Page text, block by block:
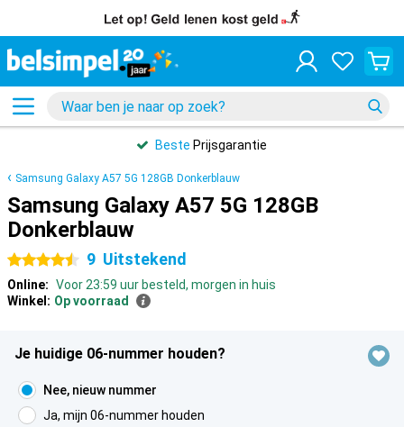
Beste Prijsgarantie
Samsung Galaxy A57 5G 128GB Donkerblauw
Samsung Galaxy A57 5G 128GB
Donkerblauw
4.5 sterren 9 Uitstekend
Online: Voor 23:59 uur besteld, morgen in huis
Winkel: Op voorraad
Je huidige 06-nummer houden?
Nee, nieuw nummer
Ja, mijn 06-nummer houden